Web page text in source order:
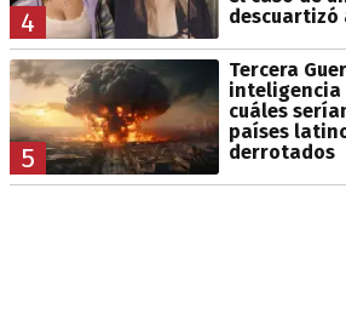
4
descuartizó
5
Tercera
cuáles
países
derrotados